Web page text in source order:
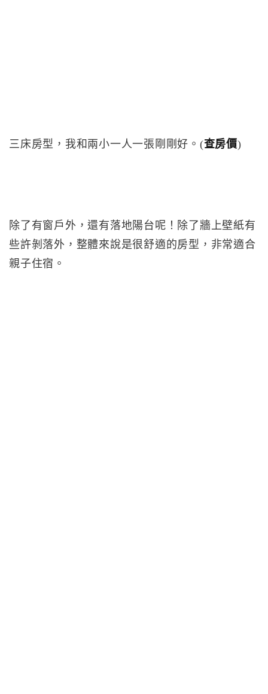
三床房型，我和兩小一人一張剛剛好。(查房價)
除了有窗戶外，還有落地陽台呢！除了牆上壁紙有
些許剝落外，整體來說是很舒適的房型，非常適合
親子住宿。